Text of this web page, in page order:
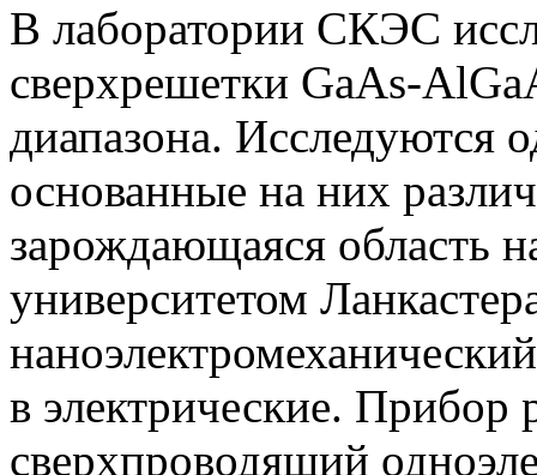
В лаборатории СКЭС
сверхрешетки GaAs-
диапазона. Исследуются
основанные на них
зарождающаяся область
университетом
в электрические. Прибор
сверхпроводящий